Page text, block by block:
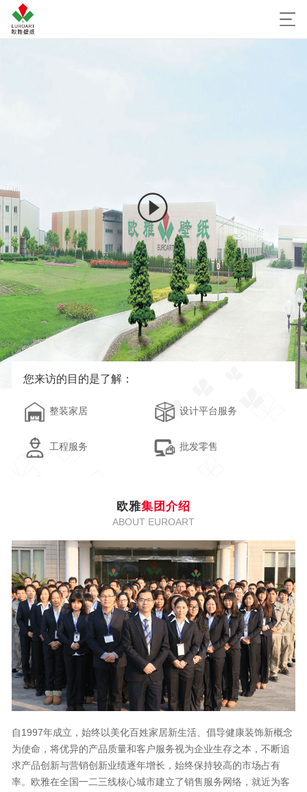
您来访的目的是了解：
整装家居 设计平台服务
工程服务 批发零售
欧雅集团介绍
ABOUT EUROART
自1997年成立，始终以美化百姓家居新生活、倡导健康装饰新概念
为使命，将优异的产品质量和客户服务视为企业生存之本，不断追
求产品创新与营销创新业绩逐年增长，始终保持较高的市场占有
率。欧雅在全国一二三线核心城市建立了销售服务网络，就近为客